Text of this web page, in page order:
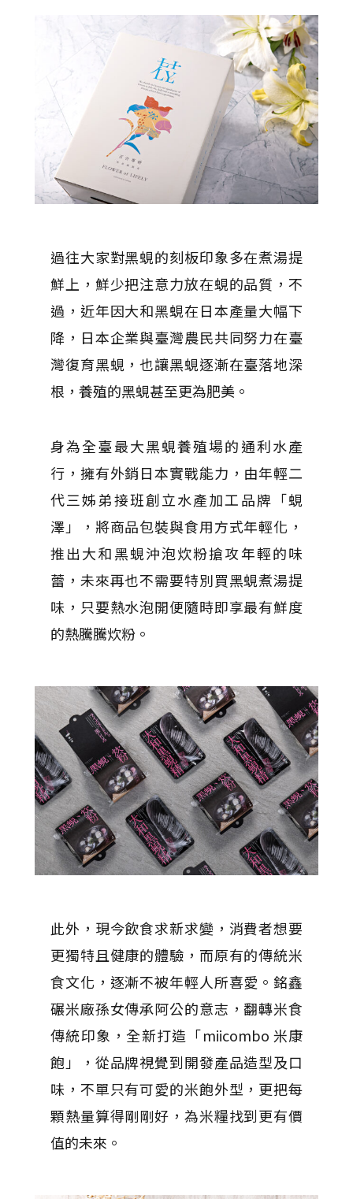
過往大家對黑蜆的刻板印象多在煮湯提
鮮上，鮮少把注意力放在蜆的品質，不
過，近年因大和黑蜆在日本產量大幅下
降，日本企業與臺灣農民共同努力在臺
灣復育黑蜆，也讓黑蜆逐漸在臺落地深
根，養殖的黑蜆甚至更為肥美。
身為全臺最大黑蜆養殖場的通利水產
行，擁有外銷日本實戰能力，由年輕二
代三姊弟接班創立水產加工品牌「蜆
澤」，將商品包裝與食用方式年輕化，
推出大和黑蜆沖泡炊粉搶攻年輕的味
蕾，未來再也不需要特別買黑蜆煮湯提
味，只要熱水泡開便隨時即享最有鮮度
的熱騰騰炊粉。
此外，現今飲食求新求變，消費者想要
更獨特且健康的體驗，而原有的傳統米
食文化，逐漸不被年輕人所喜愛。銘鑫
碾米廠孫女傳承阿公的意志，翻轉米食
傳統印象，全新打造「miicombo 米康
飽」，從品牌視覺到開發產品造型及口
味，不單只有可愛的米飽外型，更把每
顆熱量算得剛剛好，為米糧找到更有價
值的未來。